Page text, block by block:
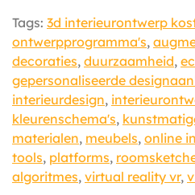
Tags: 3d interieurontwerp
ontwerpprogramma's,
decoraties, duurzaamheid,
gepersonaliseerde
interieurdesign,
kleurenschema's,
materialen, meubels, online
tools, platforms,
algoritmes, virtual reality vr,